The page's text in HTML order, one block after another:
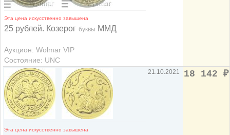
Эта цена искусственно завышена
25 рублей. Козерог буквы ММД
Аукцион: Wolmar VIP
Состояние: UNC
Эта цена искусственно завышена
21.10.2021 18 142 ₽